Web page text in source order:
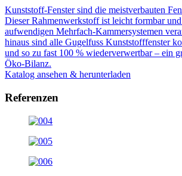
Kunststoff-Fenster sind die meistverbauten
Dieser Rahmenwerkstoff ist leicht formbar und
aufwendigen Mehrfach-Kammersystemen
hinaus sind alle Gugelfuss Kunststofffenster
und so zu fast 100 % wiederverwertbar – ein
Öko-Bilanz.
Katalog ansehen & herunterladen
Referenzen